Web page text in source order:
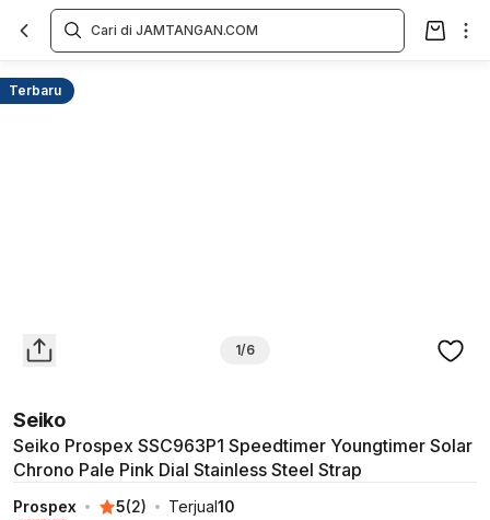
Terbaru
1/6
Seiko
Seiko Prospex SSC963P1 Speedtimer Youngtimer Solar
Chrono Pale Pink Dial Stainless Steel Strap
Prospex 5(2) Terjual10
Overview